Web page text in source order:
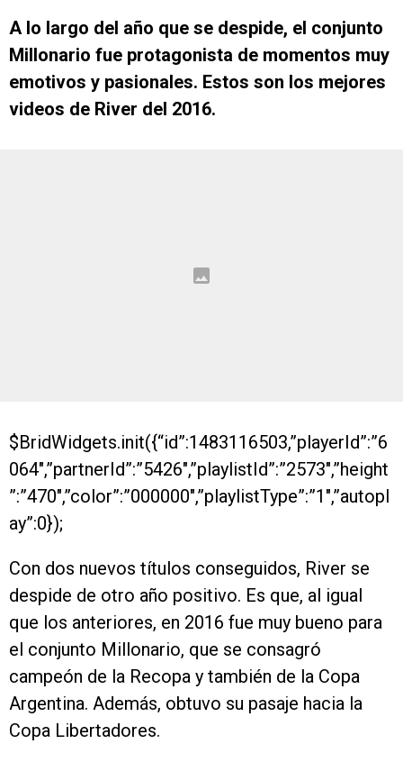
A lo largo del año que se despide, el conjunto
Millonario fue protagonista de momentos muy
emotivos y pasionales. Estos son los mejores
videos de River del 2016.
$BridWidgets.init({“id”:1483116503,”playerId”:”6
064″,”partnerId”:”5426″,”playlistId”:”2573″,”height
”:”470″,”color”:”000000″,”playlistType”:”1″,”autopl
ay”:0});
Con dos nuevos títulos conseguidos, River se
despide de otro año positivo. Es que, al igual
que los anteriores, en 2016 fue muy bueno para
el conjunto Millonario, que se consagró
campeón de la Recopa y también de la Copa
Argentina. Además, obtuvo su pasaje hacia la
Copa Libertadores.